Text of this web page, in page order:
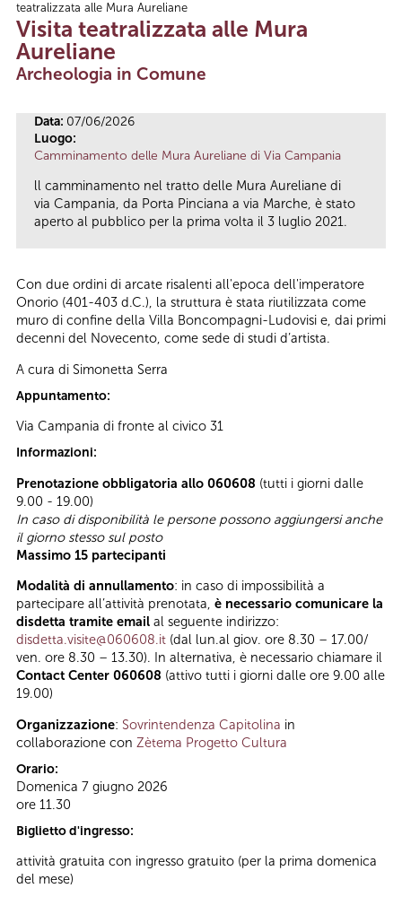
Tu sei qui
teatralizzata alle Mura Aureliane
Visita teatralizzata alle Mura
Aureliane
Archeologia in Comune
Data: 07/06/2026
Luogo:
Camminamento delle Mura Aureliane di Via Campania
ll camminamento nel tratto delle Mura Aureliane di
via Campania, da Porta Pinciana a via Marche, è stato
aperto al pubblico per la prima volta il 3 luglio 2021.
Con due ordini di arcate risalenti all'epoca dell'imperatore
Onorio (401-403 d.C.), la struttura è stata riutilizzata come
muro di confine della Villa Boncompagni-Ludovisi e, dai primi
decenni del Novecento, come sede di studi d’artista.
A cura di Simonetta Serra
Appuntamento:
Via Campania di fronte al civico 31
Informazioni:
Prenotazione obbligatoria allo 060608 (tutti i giorni dalle
9.00 - 19.00)
In caso di disponibilità le persone possono aggiungersi anche
il giorno stesso sul posto
Massimo 15 partecipanti
Modalità di annullamento: in caso di impossibilità a
partecipare all’attività prenotata, è necessario comunicare la
disdetta tramite email al seguente indirizzo:
disdetta.visite@060608.it (dal lun.al giov. ore 8.30 – 17.00/
ven. ore 8.30 – 13.30). In alternativa, è necessario chiamare il
Contact Center 060608 (attivo tutti i giorni dalle ore 9.00 alle
19.00)
Organizzazione: Sovrintendenza Capitolina in
collaborazione con Zètema Progetto Cultura
Orario:
Domenica 7 giugno 2026
ore 11.30
Biglietto d'ingresso:
attività gratuita con ingresso gratuito (per la prima domenica
del mese)